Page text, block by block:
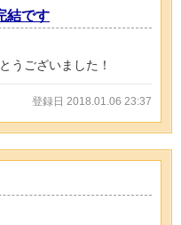
結です
うございました！
登録日 2018.01.06 23:37